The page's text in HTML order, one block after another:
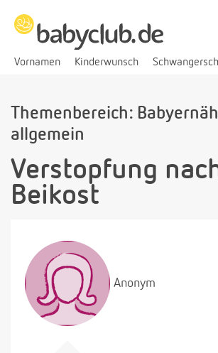
Vornamen Kinderwunsch
Themenbereich:
allgemein
Verstopfung
Beikost
Anonym